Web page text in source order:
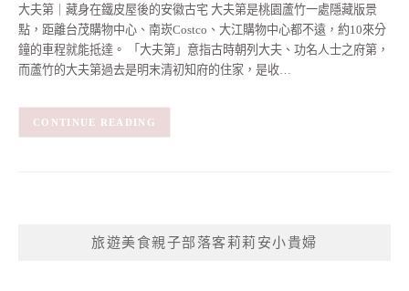
大夫第｜藏身在鐵皮屋後的安徽古宅 大夫第是桃園蘆竹一處隱藏版景
點，距離台茂購物中心、南崁Costco、大江購物中心都不遠，約10來分
鐘的車程就能抵達。 「大夫第」意指古時朝列大夫、功名人士之府第，
而蘆竹的大夫第過去是明末清初知府的住家，是收…
CONTINUE READING
旅遊美食親子部落客莉莉安小貴婦